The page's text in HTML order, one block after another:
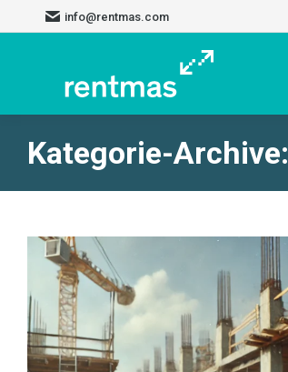
info@rentmas.com
Kategorie-Archive: